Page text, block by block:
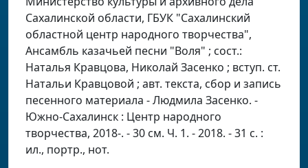
Сахалинской области, ГБУК "Сахалинский
областной центр народного творчества",
Ансамбль казачьей песни "Воля" ; сост.:
Наталья Кравцова, Николай Засенко ; вступ. ст.
Натальи Кравцовой ; авт. текста, сбор и запись
песенного материала - Людмила Засенко. -
Южно-Сахалинск : Центр народного
творчества, 2018-. - 30 см. Ч. 1. - 2018. - 31 с. :
ил., портр., нот.